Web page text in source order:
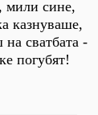
мили сине,
казнуваше,
сватбата -
погубят!